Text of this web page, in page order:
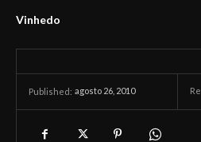
Vinhedo
Published: agosto 26, 2010